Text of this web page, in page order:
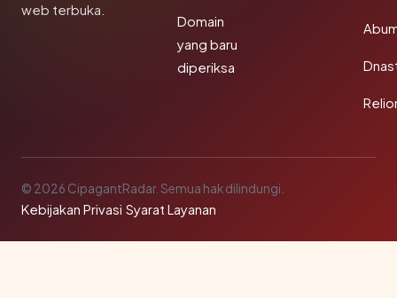
web terbuka.
Domain
yang baru
diperiksa
© 2026 CipagantRadar. Semua hak dilindungi.
Kebijakan Privasi·Syarat Layanan